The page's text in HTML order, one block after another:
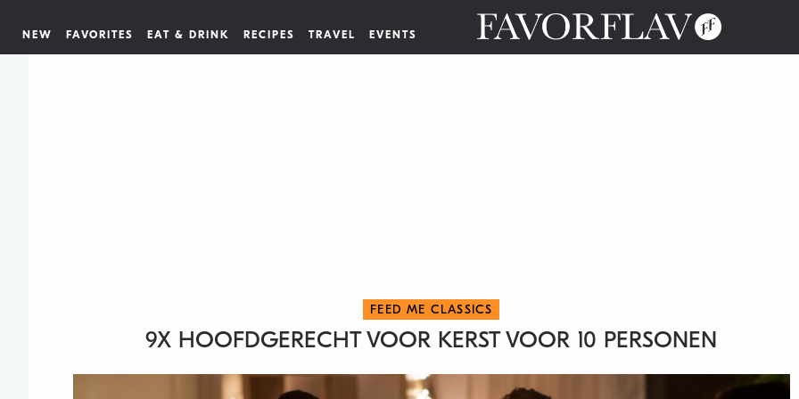
NEW FAVORITES EAT & DRINK RECIPES TRAVEL EVENTS
FEED ME CLASSICS
9X HOOFDGERECHT VOOR KERST VOOR 10 PERSONEN